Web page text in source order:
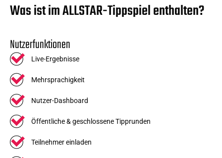
Was ist im ALLSTAR-Tippspiel enthalten?
Nutzerfunktionen
Live-Ergebnisse
Mehrsprachigkeit
Nutzer-Dashboard
Öffentliche & geschlossene Tipprunden
Teilnehmer einladen